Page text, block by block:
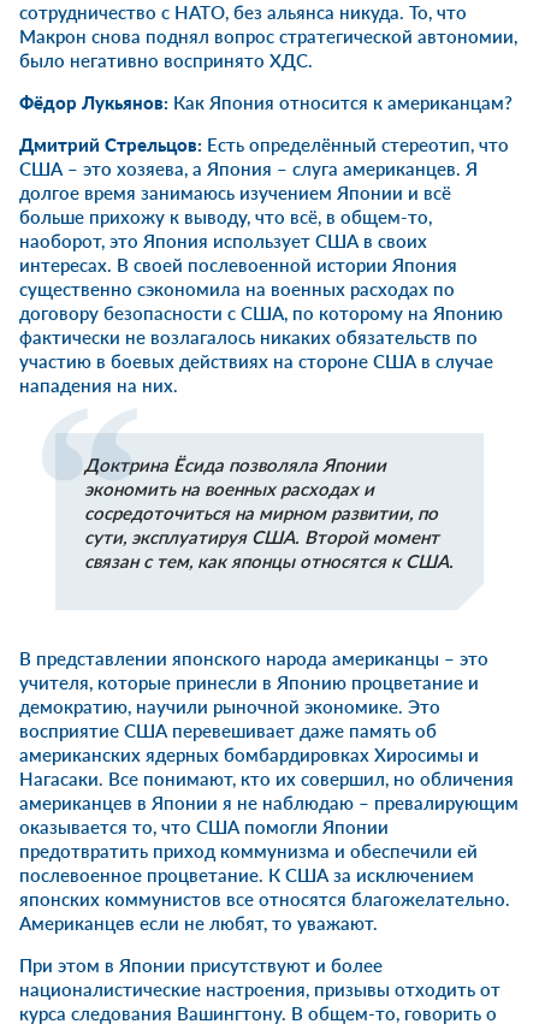
сотрудничество с НАТО, без альянса никуда. То, что
Макрон снова поднял вопрос стратегической автономии,
было негативно воспринято ХДС.
Фёдор Лукьянов: Как Япония относится к американцам?
Дмитрий Стрельцов: Есть определённый стереотип, что
США – это хозяева, а Япония – слуга американцев. Я
долгое время занимаюсь изучением Японии и всё
больше прихожу к выводу, что всё, в общем-то,
наоборот, это Япония использует США в своих
интересах. В своей послевоенной истории Япония
существенно сэкономила на военных расходах по
договору безопасности с США, по которому на Японию
фактически не возлагалось никаких обязательств по
участию в боевых действиях на стороне США в случае
нападения на них.
Доктрина Ёсида позволяла Японии
экономить на военных расходах и
сосредоточиться на мирном развитии, по
сути, эксплуатируя США. Второй момент
связан с тем, как японцы относятся к США.
В представлении японского народа американцы – это
учителя, которые принесли в Японию процветание и
демократию, научили рыночной экономике. Это
восприятие США перевешивает даже память об
американских ядерных бомбардировках Хиросимы и
Нагасаки. Все понимают, кто их совершил, но обличения
американцев в Японии я не наблюдаю – превалирующим
оказывается то, что США помогли Японии
предотвратить приход коммунизма и обеспечили ей
послевоенное процветание. К США за исключением
японских коммунистов все относятся благожелательно.
Американцев если не любят, то уважают.
При этом в Японии присутствуют и более
националистические настроения, призывы отходить от
курса следования Вашингтону. В общем-то, говорить о